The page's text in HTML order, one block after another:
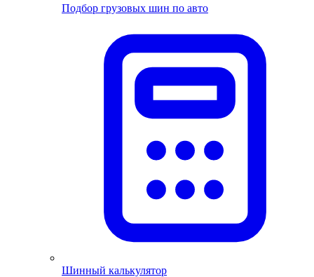
Подбор грузовых шин по авто
Шинный калькулятор